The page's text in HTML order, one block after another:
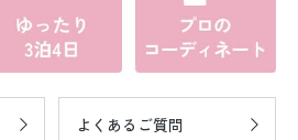
よくあるご質問